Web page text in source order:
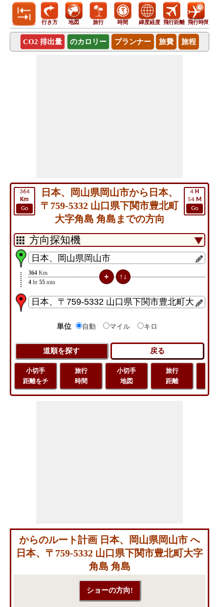
行き方 地図 旅行 時間 緯度経度 飛行距離 飛行時間
CO2 排出量 のカロリー プランナー 旅費 旅程
364
Km
Go
4 H
54 M
Go
日本、岡山県岡山市から日本、
〒759-5332 山口県下関市豊北町
大字角島 角島までの方向
364 Km
4 hr 55 min
単位 自動 マイル キロ
小切手
距離をチ
旅行
時間
小切手
地図
旅行
距離
からのルート計画 日本、岡山県岡山市 へ
日本、〒759-5332 山口県下関市豊北町大字
角島 角島